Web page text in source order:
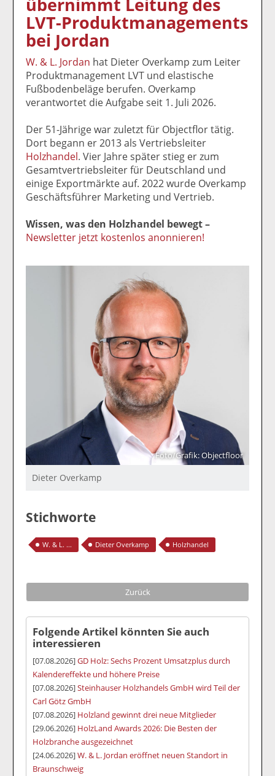
k
el
a
F
ac
e
b
o
k
te
il
e
n
k
el
t
tt
er
k
el
a
Li
n
e
n
il
e
n
el
p
E
er
se
d
e
el
D
ck
LVT-Produktmanagements
bei Jordan
W. & L. Jordan hat Dieter Overkamp zum Leiter
Produktmanagement LVT und elastische
Fußbodenbeläge berufen. Overkamp
verantwortet die Aufgabe seit 1. Juli 2026.
Der 51-Jährige war zuletzt für Objectflor tätig.
Dort begann er 2013 als Vertriebsleiter
Holzhandel. Vier Jahre später stieg er zum
Gesamtvertriebsleiter für Deutschland und
einige Exportmärkte auf. 2022 wurde Overkamp
Geschäftsführer Marketing und Vertrieb.
Wissen, was den Holzhandel bewegt –
Newsletter jetzt kostenlos anonnieren!
Foto/Grafik: Objectfloor
Dieter Overkamp
Stichworte
W. & L. ... Dieter Overkamp Holzhandel
Zurück
Folgende Artikel könnten Sie auch
interessieren
[07.08.2026]GD Holz: Sechs Prozent Umsatzplus durch
Kalendereffekte und höhere Preise
[07.08.2026]Steinhauser Holzhandels GmbH wird Teil der
Carl Götz GmbH
[07.08.2026] Holzland gewinnt drei neue Mitglieder
[29.06.2026] HolzLand Awards 2026: Die Besten der
Holzbranche ausgezeichnet
[24.06.2026]W. & L. Jordan eröffnet neuen Standort in
Braunschweig